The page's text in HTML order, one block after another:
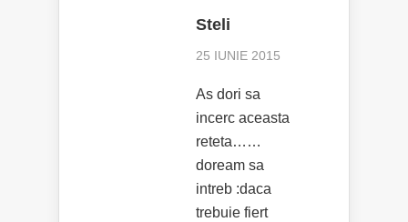
Steli
25 IUNIE 2015
As dori sa
incerc aceasta
reteta……
doream sa
intreb :daca
trebuie fiert